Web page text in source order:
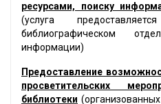
ресурсами, поиску
(услуга
библиографическом
информации)
Предоставление
просветительских
библиотеки